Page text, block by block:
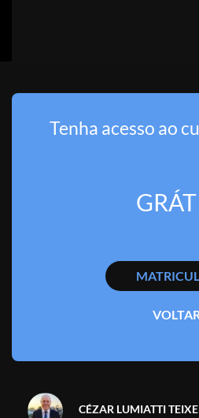
CÉZAR LUMIATTI
Tenha acesso ao